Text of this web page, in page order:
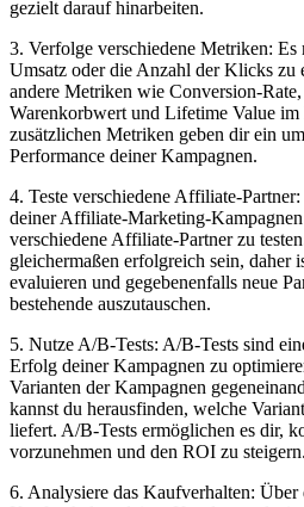
gezielt darauf hinarbeiten.
3. Verfolge verschiedene Metriken:⁣ Es
Umsatz oder die Anzahl​ der ⁢Klicks zu
andere Metriken wie Conversion-
Warenkorbwert ⁣und⁤ Lifetime Value
zusätzlichen ​Metriken geben ​dir ein
Performance deiner Kampagnen.
4. Teste verschiedene Affiliate-
deiner Affiliate-Marketing-Kampagnen⁢
verschiedene‌ Affiliate-Partner zu
gleichermaßen erfolgreich​ sein, daher​
evaluieren und ​gegebenenfalls neue
bestehende ⁣auszutauschen.
5.⁤ Nutze ⁢A/B-Tests: A/B-Tests sind
Erfolg‍ deiner Kampagnen zu
Varianten der Kampagnen
kannst du herausfinden, welche
liefert. A/B-Tests ermöglichen ⁢es ‍dir,‌
vorzunehmen und den ROI zu steigern.
6.⁣ Analysiere ‍das Kaufverhalten: Über​